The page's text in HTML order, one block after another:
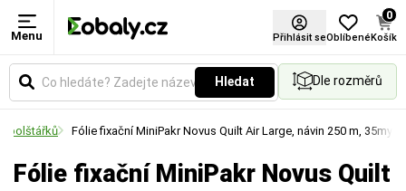
Menu Přihlásit seOblíbené
0
Košík
Hledat Dle rozměrů
polštářků Fólie fixační MiniPakr Novus Quilt Air Large, návin 250 m, 35my
Fólie fixační MiniPakr Novus Quilt